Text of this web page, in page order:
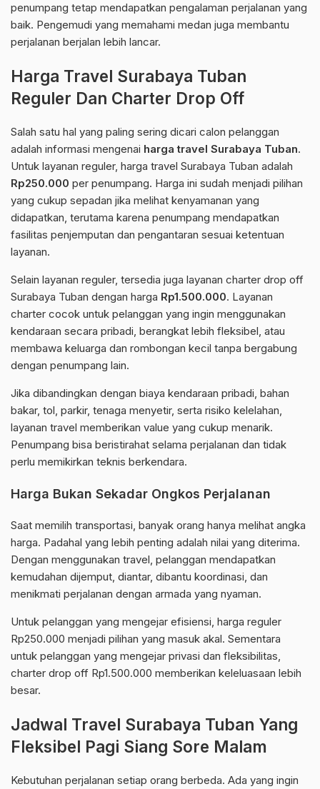
penumpang tetap mendapatkan pengalaman perjalanan yang
baik. Pengemudi yang memahami medan juga membantu
perjalanan berjalan lebih lancar.
Harga Travel Surabaya Tuban
Reguler Dan Charter Drop Off
Salah satu hal yang paling sering dicari calon pelanggan
adalah informasi mengenai harga travel Surabaya Tuban.
Untuk layanan reguler, harga travel Surabaya Tuban adalah
Rp250.000 per penumpang. Harga ini sudah menjadi pilihan
yang cukup sepadan jika melihat kenyamanan yang
didapatkan, terutama karena penumpang mendapatkan
fasilitas penjemputan dan pengantaran sesuai ketentuan
layanan.
Selain layanan reguler, tersedia juga layanan charter drop off
Surabaya Tuban dengan harga Rp1.500.000. Layanan
charter cocok untuk pelanggan yang ingin menggunakan
kendaraan secara pribadi, berangkat lebih fleksibel, atau
membawa keluarga dan rombongan kecil tanpa bergabung
dengan penumpang lain.
Jika dibandingkan dengan biaya kendaraan pribadi, bahan
bakar, tol, parkir, tenaga menyetir, serta risiko kelelahan,
layanan travel memberikan value yang cukup menarik.
Penumpang bisa beristirahat selama perjalanan dan tidak
perlu memikirkan teknis berkendara.
Harga Bukan Sekadar Ongkos Perjalanan
Saat memilih transportasi, banyak orang hanya melihat angka
harga. Padahal yang lebih penting adalah nilai yang diterima.
Dengan menggunakan travel, pelanggan mendapatkan
kemudahan dijemput, diantar, dibantu koordinasi, dan
menikmati perjalanan dengan armada yang nyaman.
Untuk pelanggan yang mengejar efisiensi, harga reguler
Rp250.000 menjadi pilihan yang masuk akal. Sementara
untuk pelanggan yang mengejar privasi dan fleksibilitas,
charter drop off Rp1.500.000 memberikan keleluasaan lebih
besar.
Jadwal Travel Surabaya Tuban Yang
Fleksibel Pagi Siang Sore Malam
Kebutuhan perjalanan setiap orang berbeda. Ada yang ingin